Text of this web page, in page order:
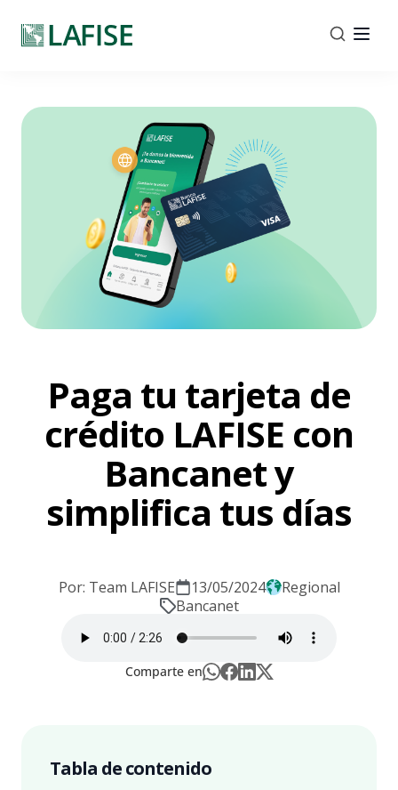
Paga tu tarjeta de
crédito LAFISE con
Bancanet y
simplifica tus días
Por: Team LAFISE 13/05/2024
Regional
Bancanet
Comparte en
Tabla de contenido